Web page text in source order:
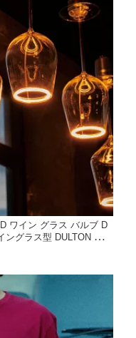
ワイン グラス バルブ D
グラス型 DULTON ダル